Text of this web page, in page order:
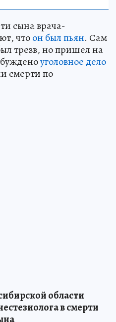
сына врача-
чтоон был пьян. Сам
трезв, но пришел на
уголовное дело
смерти по
области
в смерти